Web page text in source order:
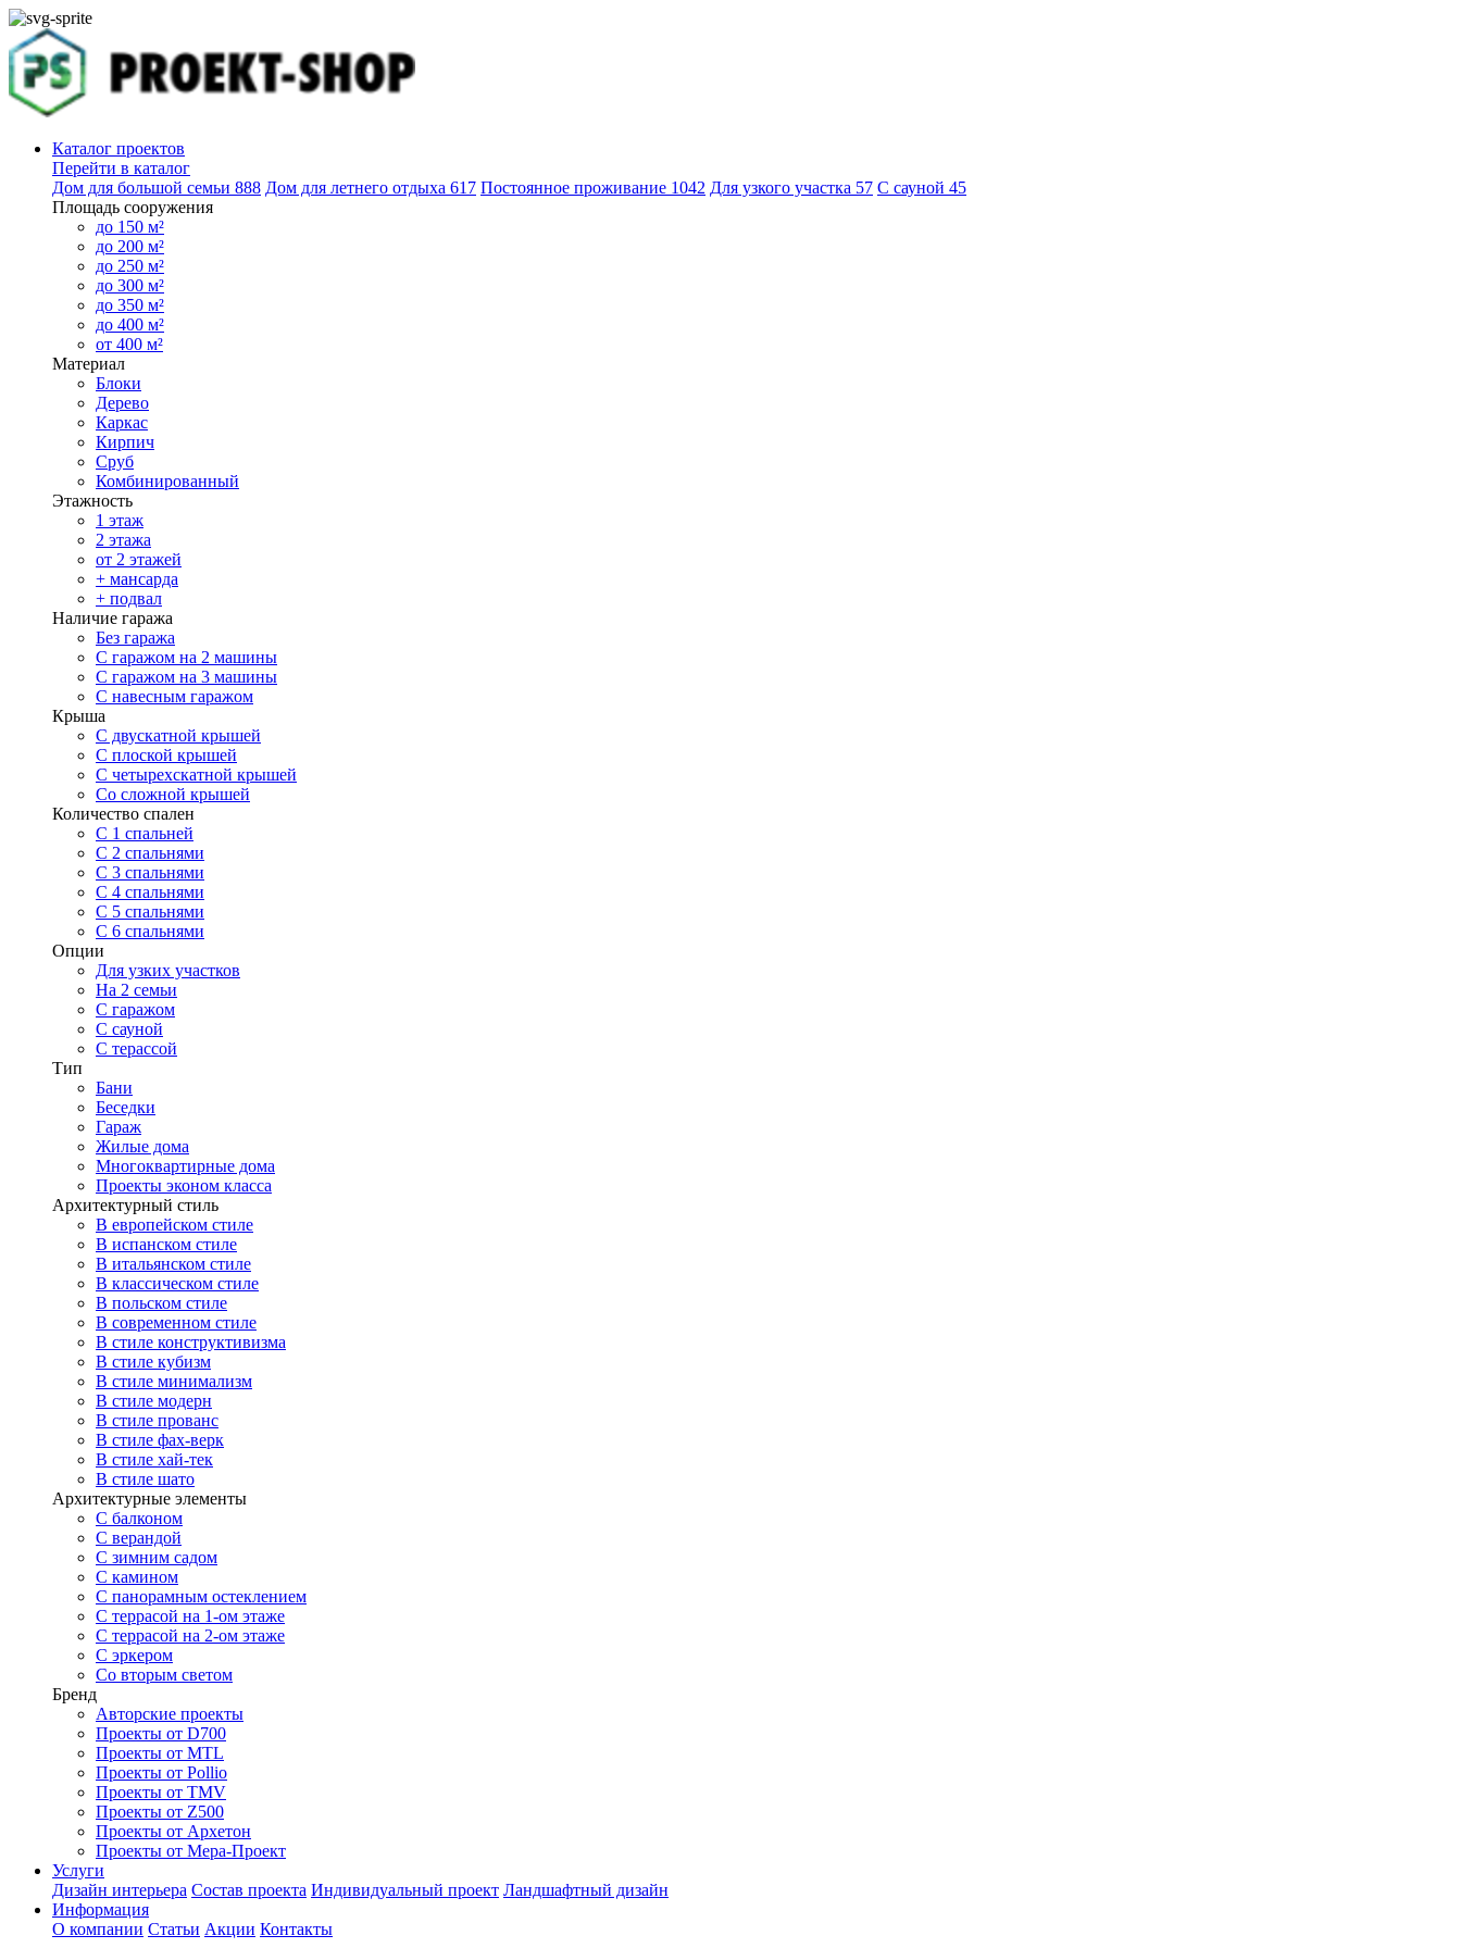
Каталог проектов
Перейти в каталог
Дом для большой семьи 888 Дом для летнего отдыха 617 Постоянное проживание 1042 Для узкого участка 57 С сауной 45
Площадь сооружения
до 150 м²
до 200 м²
до 250 м²
до 300 м²
до 350 м²
до 400 м²
от 400 м²
Материал
Блоки
Дерево
Каркас
Кирпич
Сруб
Комбинированный
Этажность
1 этаж
2 этажа
от 2 этажей
+ мансарда
+ подвал
Наличие гаража
Без гаража
С гаражом на 2 машины
С гаражом на 3 машины
С навесным гаражом
Крыша
С двускатной крышей
С плоской крышей
С четырехскатной крышей
Со сложной крышей
Количество спален
С 1 спальней
С 2 спальнями
С 3 спальнями
С 4 спальнями
С 5 спальнями
С 6 спальнями
Опции
Для узких участков
На 2 семьи
С гаражом
С сауной
С терассой
Тип
Бани
Беседки
Гараж
Жилые дома
Многоквартирные дома
Проекты эконом класса
Архитектурный стиль
В европейском стиле
В испанском стиле
В итальянском стиле
В классическом стиле
В польском стиле
В современном стиле
В стиле конструктивизма
В стиле кубизм
В стиле минимализм
В стиле модерн
В стиле прованс
В стиле фах-верк
В стиле хай-тек
В стиле шато
Архитектурные элементы
С балконом
С верандой
С зимним садом
С камином
С панорамным остеклением
С террасой на 1-ом этаже
С террасой на 2-ом этаже
С эркером
Со вторым светом
Бренд
Авторские проекты
Проекты от D700
Проекты от MTL
Проекты от Pollio
Проекты от TMV
Проекты от Z500
Проекты от Архетон
Проекты от Мера-Проект
Услуги
Дизайн интерьера Состав проекта Индивидуальный проект Ландшафтный дизайн
Информация
О компании Статьи Акции Контакты